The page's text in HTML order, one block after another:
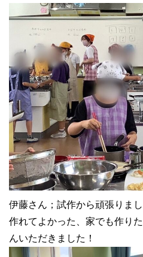
伊藤さん；試作から頑張りま
作れてよかった、家でも作り
んいただきました！